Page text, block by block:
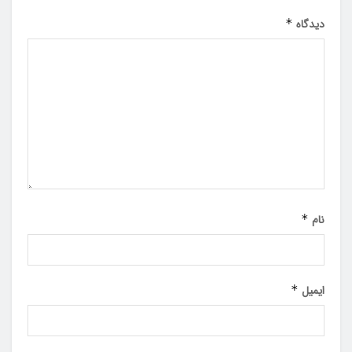
دیدگاه *
نام *
ایمیل *